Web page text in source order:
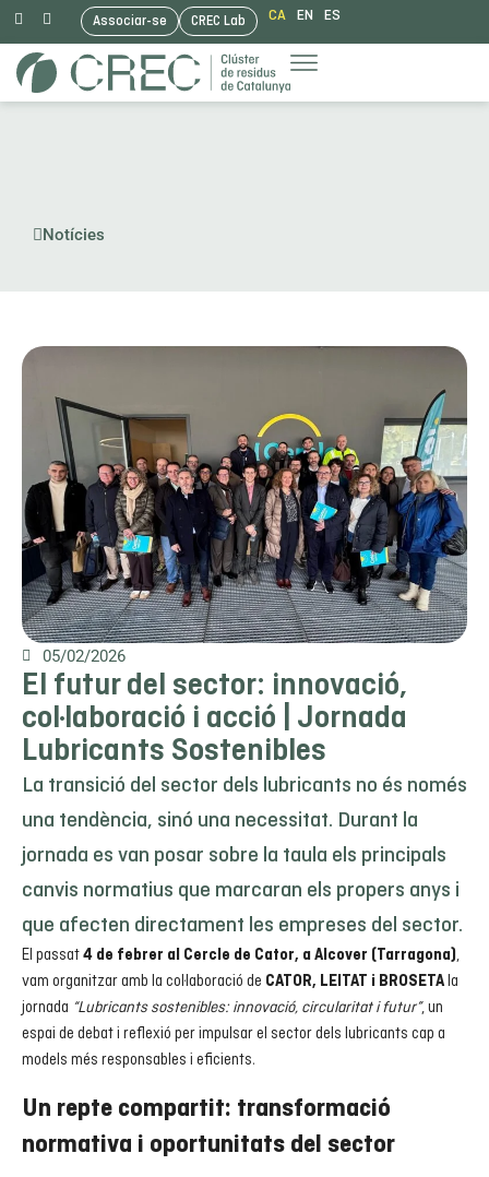
Vés
al
Associar-se CREC Lab CA EN ES
Notícies
05/02/2026
El futur del sector: innovació,
col·laboració i acció | Jornada
Lubricants Sostenibles
La transició del sector dels lubricants no és només
una tendència, sinó una necessitat. Durant la
jornada es van posar sobre la taula els principals
canvis normatius que marcaran els propers anys i
que afecten directament les empreses del sector.
El passat 4 de febrer al Cercle de Cator, a Alcover (Tarragona),
vam organitzar amb la col·laboració de CATOR, LEITAT i BROSETA la
jornada “Lubricants sostenibles: innovació, circularitat i futur”, un
espai de debat i reflexió per impulsar el sector dels lubricants cap a
models més responsables i eficients.
Un repte compartit: transformació
normativa i oportunitats del sector